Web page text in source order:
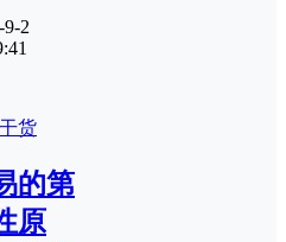
9-2
货
的第
原